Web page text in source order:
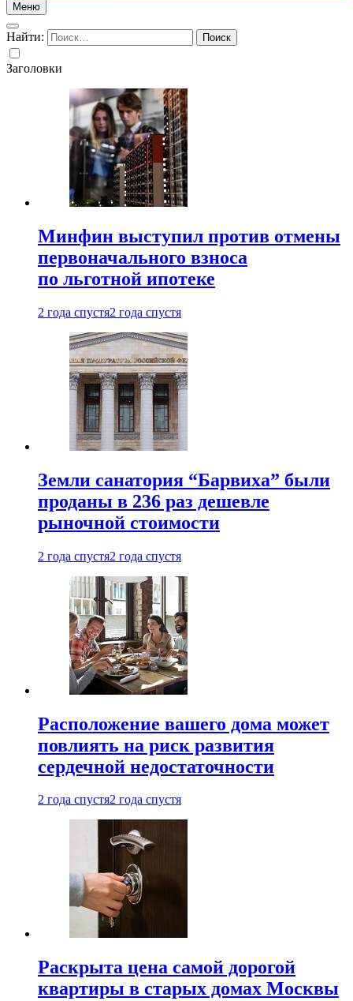
Меню
Найти:
Заголовки
Минфин выступил против отмены
первоначального взноса
по льготной ипотеке
2 года спустя2 года спустя
Земли санатория “Барвиха” были
проданы в 236 раз дешевле
рыночной стоимости
2 года спустя2 года спустя
Расположение вашего дома может
повлиять на риск развития
сердечной недостаточности
2 года спустя2 года спустя
Раскрыта цена самой дорогой
квартиры в старых домах Москвы